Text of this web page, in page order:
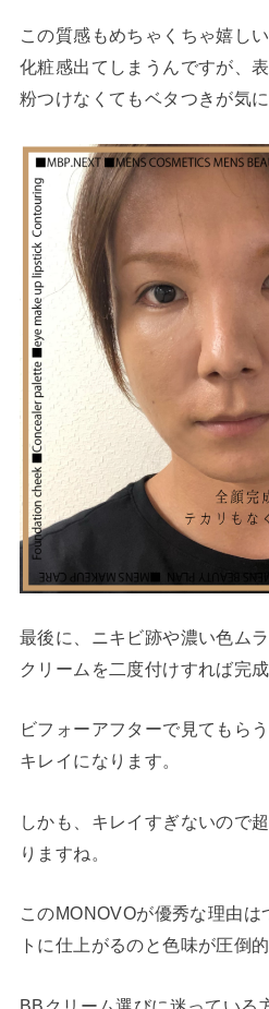
この質感もめちゃくちゃ嬉し
化粧感出てしまうんですが、
粉つけなくてもベタつきが気に
最後に、ニキビ跡や濃い色ム
クリームを二度付けすれば完成
ビフォーアフターで見てもら
キレイになります。
しかも、キレイすぎないので
りますね。
このMONOVOが優秀な理由は
トに仕上がるのと色味が圧倒的